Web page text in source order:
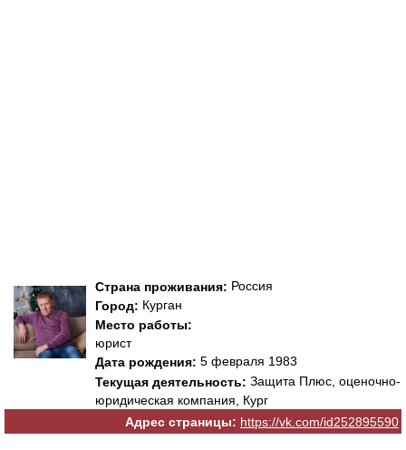
Страна проживания: Россия
Город: Курган
Место работы:
юрист
Дата рождения: 5 февраля 1983
Текущая деятельность: Защита Плюс, оценочно-
юридическая компания, Кург
Адрес страницы: https://vk.com/id252895590